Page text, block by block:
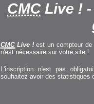
CMCLive !-
CMCLive !est un compteur de
n'est nécessaire sur votre site !
L'inscription n'est pas
souhaitez avoir des statistiques